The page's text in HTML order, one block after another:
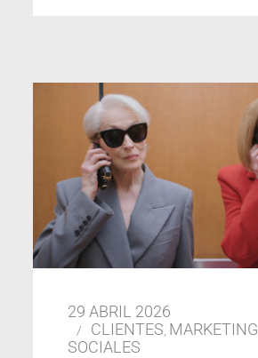
29 ABRIL 2026
CLIENTES MARKETING
SOCIALES